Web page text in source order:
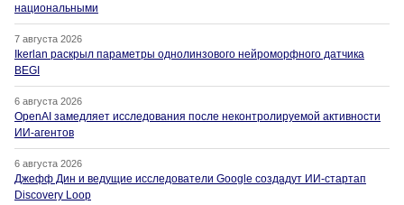
национальными
7 августа 2026
Ikerlan раскрыл параметры однолинзового нейроморфного датчика
BEGI
6 августа 2026
OpenAI замедляет исследования после неконтролируемой активности
ИИ-агентов
6 августа 2026
Джефф Дин и ведущие исследователи Google создадут ИИ-стартап
Discovery Loop